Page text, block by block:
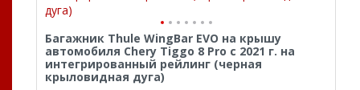
Багажник Thule WingBar EVO на крышу
автомобиля Chery Tiggo 8 Pro с 2021 г. на
интегрированный рейлинг (черная
крыловидная дуга)